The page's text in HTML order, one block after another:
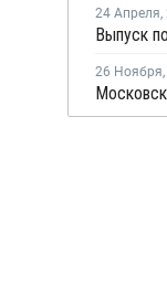
24 Апреля,
26 Ноября,